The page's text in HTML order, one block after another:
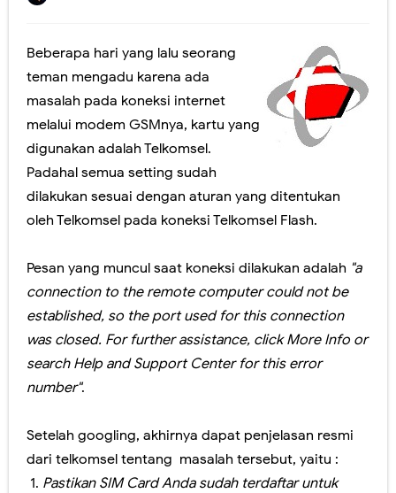
Yuk! Simak Cara Melihat Pengumuman Hasil SNBP 2023
Panduan Pemilihan Mata Pelajaran Pilihan pada Kurikulum Merdeka
Ada yang Berbeda dengan PDSS Tahun 2021
Video Penjelasan dan Simulasi AKM Dengan Model MSAT
Sosialisasi Asesmen Nasional SMA Negeri Kabupaten Jember
Fitur Baru Google Meet dan Classroom (Coming soon)
Pelatihan Pelaksanaan USBN SMA Tahun 2019
Perubahan Bentuk Rapor Untuk SKS, Perlu Dikoreksi Lagi.
Panduan Penilaian SMA edisi November 2016. Layout Rapor Berubah Lagi, Iya Lagi
Pilkada Rasa Pilpres. Sedikit Pendapat Saya Mengenai Pilgub DKI
Beberapa hari yang lalu seorang
teman mengadu karena ada
masalah pada koneksi internet
melalui modem GSMnya, kartu yang
digunakan adalah Telkomsel.
Padahal semua setting sudah
dilakukan sesuai dengan aturan yang ditentukan
oleh Telkomsel pada koneksi Telkomsel Flash.
Pesan yang muncul saat koneksi dilakukan adalah "a
connection to the remote computer could not be
established, so the port used for this connection
was closed. For further assistance, click More Info or
search Help and Support Center for this error
number".
Setelah googling, akhirnya dapat penjelasan resmi
dari telkomsel tentang masalah tersebut, yaitu :
Pastikan SIM Card Anda sudah terdaftar untuk